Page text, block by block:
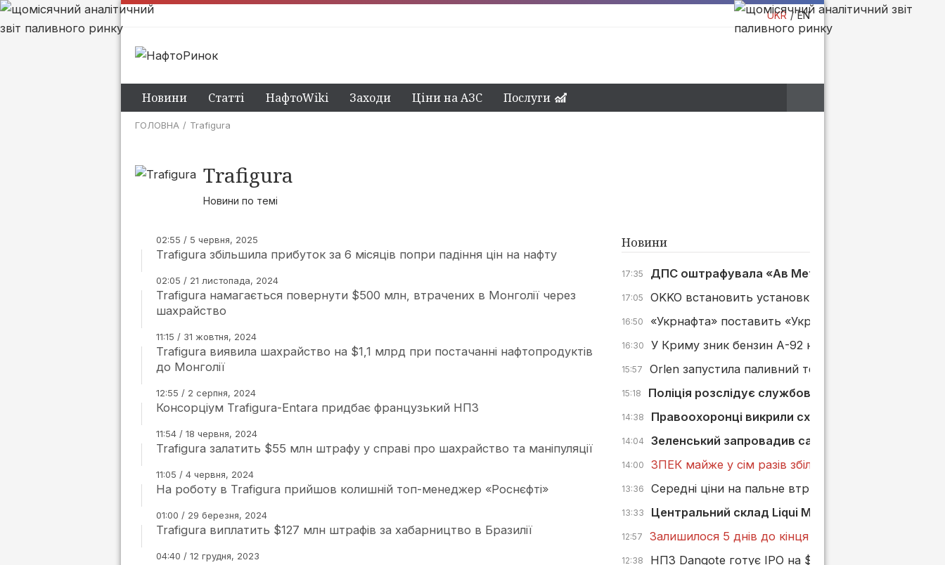
UKR EN
Новини Статті НафтоWiki Заходи Ціни на АЗС Послуги
ГОЛОВНА Trafigura
Trafigura
Новини по темі
02:55 / 5 червня, 2025
Trafigura збільшила прибуток за 6 місяців попри падіння цін на нафту
02:05 / 21 листопада, 2024
Trafigura намагається повернути $500 млн, втрачених в Монголії через
шахрайство
11:15 / 31 жовтня, 2024
Trafigura виявила шахрайство на $1,1 млрд при постачанні нафтопродуктів
до Монголії
12:55 / 2 серпня, 2024
Консорціум Trafigura-Entara придбає французький НПЗ
11:54 / 18 червня, 2024
Trafigura залатить $55 млн штрафу у справі про шахрайство та маніпуляції
11:05 / 4 червня, 2024
На роботу в Trafigura прийшов колишній топ-менеджер «Роснєфті»
01:00 / 29 березня, 2024
Trafigura виплатить $127 млн штрафів за хабарництво в Бразилії
04:40 / 12 грудня, 2023
Новини
17:35 ДПС оштрафувала «Ав Метал Груп» на 1 млн грн
17:05 OKKO встановить установки зберігання енергії
16:50 «Укрнафта» поставить «Укргазвидобуванню»
16:30 У Криму зник бензин А-92 невдовзі після його
15:57 Orlen запустила паливний термінал у Ґданську
15:18 Поліція розслідує службову недбалість після
14:38 Правоохоронці викрили схему мінімізації ПДВ
14:04 Зеленський запровадив санкції проти
14:00 ЗПЕК майже у сім разів збільшила сплату податків
13:36 Середні ціни на пальне втрималися, KLO та
13:33 Центральний склад Liqui Moly в Україні згорів
12:57 Залишилося 5 днів до кінця реєстрації на
12:38 НПЗ Dangote готує IPO на $5 млрд — найбільше в